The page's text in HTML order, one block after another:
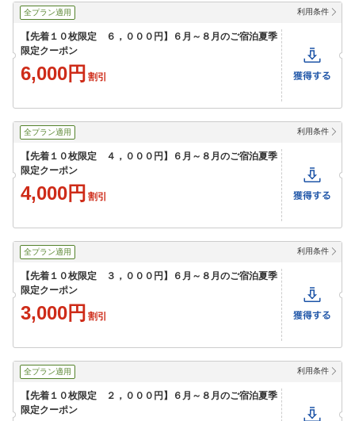
利用条件
全プラン適用
【先着１０枚限定 ６，０００円】６月～８月のご宿泊夏季
限定クーポン
6,000円 割引
利用条件
全プラン適用
【先着１０枚限定 ４，０００円】６月～８月のご宿泊夏季
限定クーポン
4,000円 割引
利用条件
全プラン適用
【先着１０枚限定 ３，０００円】６月～８月のご宿泊夏季
限定クーポン
3,000円 割引
利用条件
全プラン適用
【先着１０枚限定 ２，０００円】６月～８月のご宿泊夏季
限定クーポン